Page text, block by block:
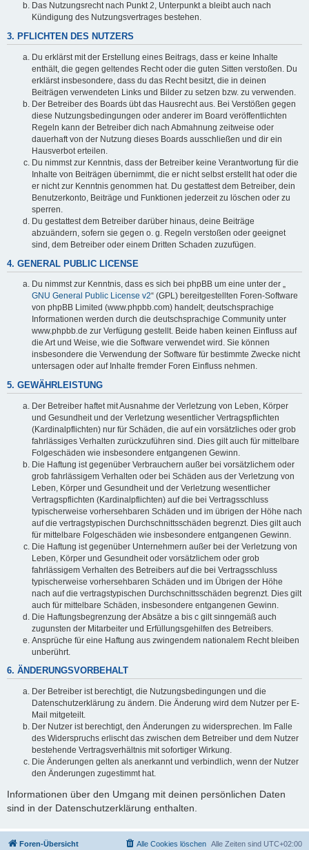
Das Nutzungsrecht nach Punkt 2, Unterpunkt a bleibt auch nach
Kündigung des Nutzungsvertrages bestehen.
3. PFLICHTEN DES NUTZERS
Du erklärst mit der Erstellung eines Beitrags, dass er keine Inhalte
enthält, die gegen geltendes Recht oder die guten Sitten verstoßen. Du
erklärst insbesondere, dass du das Recht besitzt, die in deinen
Beiträgen verwendeten Links und Bilder zu setzen bzw. zu verwenden.
Der Betreiber des Boards übt das Hausrecht aus. Bei Verstößen gegen
diese Nutzungsbedingungen oder anderer im Board veröffentlichten
Regeln kann der Betreiber dich nach Abmahnung zeitweise oder
dauerhaft von der Nutzung dieses Boards ausschließen und dir ein
Hausverbot erteilen.
Du nimmst zur Kenntnis, dass der Betreiber keine Verantwortung für die
Inhalte von Beiträgen übernimmt, die er nicht selbst erstellt hat oder die
er nicht zur Kenntnis genommen hat. Du gestattest dem Betreiber, dein
Benutzerkonto, Beiträge und Funktionen jederzeit zu löschen oder zu
sperren.
Du gestattest dem Betreiber darüber hinaus, deine Beiträge
abzuändern, sofern sie gegen o. g. Regeln verstoßen oder geeignet
sind, dem Betreiber oder einem Dritten Schaden zuzufügen.
4. GENERAL PUBLIC LICENSE
Du nimmst zur Kenntnis, dass es sich bei phpBB um eine unter der „
GNU General Public License v2“ (GPL) bereitgestellten Foren-Software
von phpBB Limited (www.phpbb.com) handelt; deutschsprachige
Informationen werden durch die deutschsprachige Community unter
www.phpbb.de zur Verfügung gestellt. Beide haben keinen Einfluss auf
die Art und Weise, wie die Software verwendet wird. Sie können
insbesondere die Verwendung der Software für bestimmte Zwecke nicht
untersagen oder auf Inhalte fremder Foren Einfluss nehmen.
5. GEWÄHRLEISTUNG
Der Betreiber haftet mit Ausnahme der Verletzung von Leben, Körper
und Gesundheit und der Verletzung wesentlicher Vertragspflichten
(Kardinalpflichten) nur für Schäden, die auf ein vorsätzliches oder grob
fahrlässiges Verhalten zurückzuführen sind. Dies gilt auch für mittelbare
Folgeschäden wie insbesondere entgangenen Gewinn.
Die Haftung ist gegenüber Verbrauchern außer bei vorsätzlichem oder
grob fahrlässigem Verhalten oder bei Schäden aus der Verletzung von
Leben, Körper und Gesundheit und der Verletzung wesentlicher
Vertragspflichten (Kardinalpflichten) auf die bei Vertragsschluss
typischerweise vorhersehbaren Schäden und im übrigen der Höhe nach
auf die vertragstypischen Durchschnittsschäden begrenzt. Dies gilt auch
für mittelbare Folgeschäden wie insbesondere entgangenen Gewinn.
Die Haftung ist gegenüber Unternehmern außer bei der Verletzung von
Leben, Körper und Gesundheit oder vorsätzlichem oder grob
fahrlässigem Verhalten des Betreibers auf die bei Vertragsschluss
typischerweise vorhersehbaren Schäden und im Übrigen der Höhe
nach auf die vertragstypischen Durchschnittsschäden begrenzt. Dies gilt
auch für mittelbare Schäden, insbesondere entgangenen Gewinn.
Die Haftungsbegrenzung der Absätze a bis c gilt sinngemäß auch
zugunsten der Mitarbeiter und Erfüllungsgehilfen des Betreibers.
Ansprüche für eine Haftung aus zwingendem nationalem Recht bleiben
unberührt.
6. ÄNDERUNGSVORBEHALT
Der Betreiber ist berechtigt, die Nutzungsbedingungen und die
Datenschutzerklärung zu ändern. Die Änderung wird dem Nutzer per E-
Mail mitgeteilt.
Der Nutzer ist berechtigt, den Änderungen zu widersprechen. Im Falle
des Widerspruchs erlischt das zwischen dem Betreiber und dem Nutzer
bestehende Vertragsverhältnis mit sofortiger Wirkung.
Die Änderungen gelten als anerkannt und verbindlich, wenn der Nutzer
den Änderungen zugestimmt hat.
Informationen über den Umgang mit deinen persönlichen Daten
sind in der Datenschutzerklärung enthalten.
Foren-Übersicht Alle Zeiten sind UTC+02:00
Alle Cookies löschen